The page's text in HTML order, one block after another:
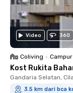
Video 360
Coliving • Campur
Kost Rukita
Gandaria Selatan,
3.5 km dari bca